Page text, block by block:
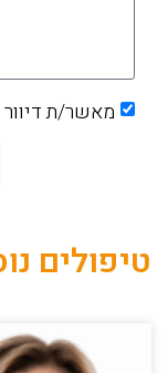
מאשר/ת דיוור
טיפולים